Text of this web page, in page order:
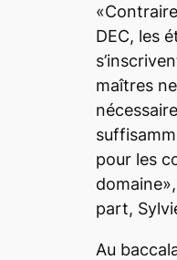
DEC, les
maîtres
pour les
part,
Au